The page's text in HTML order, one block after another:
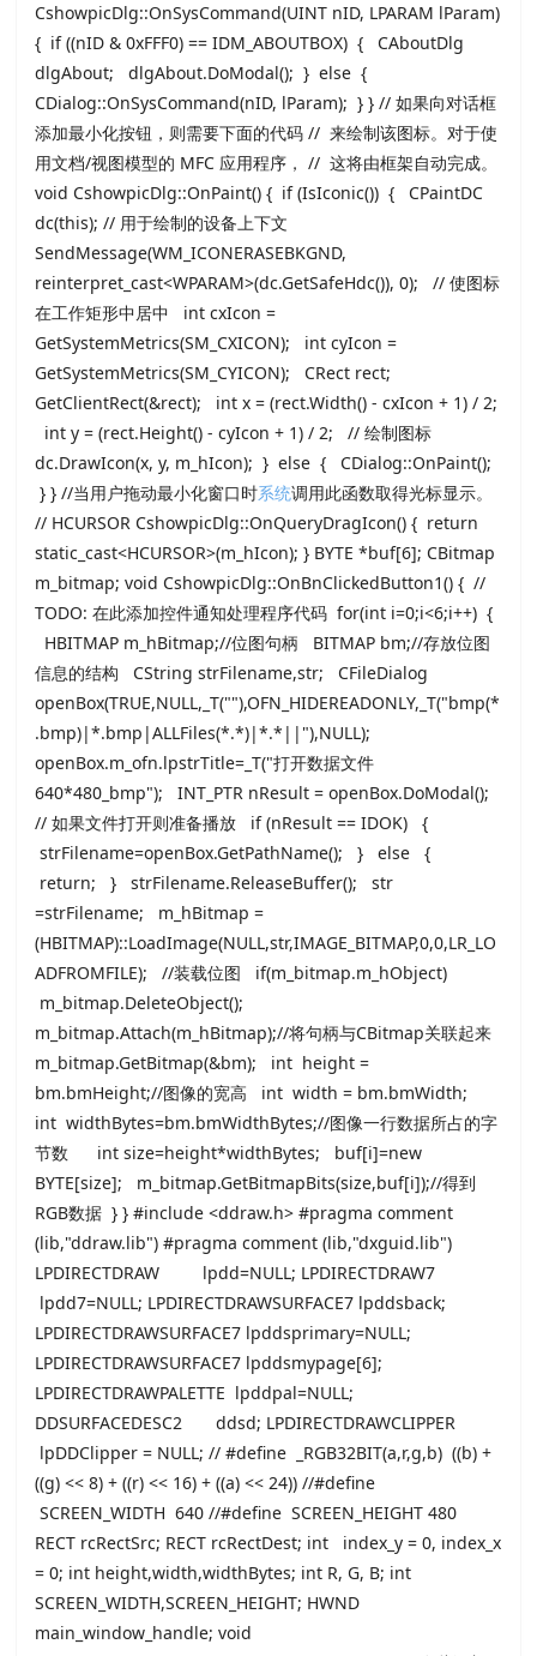
CshowpicDlg::OnSysCommand(UINT nID, LPARAM lParam)
{ if ((nID & 0xFFF0) == IDM_ABOUTBOX) { CAboutDlg
dlgAbout; dlgAbout.DoModal(); } else {
CDialog::OnSysCommand(nID, lParam); } } // 如果向对话框
添加最小化按钮，则需要下面的代码 // 来绘制该图标。对于使
用文档/视图模型的 MFC 应用程序， // 这将由框架自动完成。
void CshowpicDlg::OnPaint() { if (IsIconic()) { CPaintDC
dc(this); // 用于绘制的设备上下文
SendMessage(WM_ICONERASEBKGND,
reinterpret_cast<WPARAM>(dc.GetSafeHdc()), 0); // 使图标
在工作矩形中居中 int cxIcon =
GetSystemMetrics(SM_CXICON); int cyIcon =
GetSystemMetrics(SM_CYICON); CRect rect;
GetClientRect(&rect); int x = (rect.Width() - cxIcon + 1) / 2;
int y = (rect.Height() - cyIcon + 1) / 2; // 绘制图标
dc.DrawIcon(x, y, m_hIcon); } else { CDialog::OnPaint();
} } //当用户拖动最小化窗口时系统调用此函数取得光标显示。
// HCURSOR CshowpicDlg::OnQueryDragIcon() { return
static_cast<HCURSOR>(m_hIcon); } BYTE *buf[6]; CBitmap
m_bitmap; void CshowpicDlg::OnBnClickedButton1() { //
TODO: 在此添加控件通知处理程序代码 for(int i=0;i<6;i++) {
HBITMAP m_hBitmap;//位图句柄 BITMAP bm;//存放位图
信息的结构 CString strFilename,str; CFileDialog
openBox(TRUE,NULL,_T(""),OFN_HIDEREADONLY,_T("bmp(*
.bmp)|*.bmp|ALLFiles(*.*)|*.*||"),NULL);
openBox.m_ofn.lpstrTitle=_T("打开数据文件
640*480_bmp"); INT_PTR nResult = openBox.DoModal();
// 如果文件打开则准备播放 if (nResult == IDOK) {
strFilename=openBox.GetPathName(); } else {
return; } strFilename.ReleaseBuffer(); str
=strFilename; m_hBitmap =
(HBITMAP)::LoadImage(NULL,str,IMAGE_BITMAP,0,0,LR_LO
ADFROMFILE); //装载位图 if(m_bitmap.m_hObject)
m_bitmap.DeleteObject();
m_bitmap.Attach(m_hBitmap);//将句柄与CBitmap关联起来
m_bitmap.GetBitmap(&bm); int height =
bm.bmHeight;//图像的宽高 int width = bm.bmWidth;
int widthBytes=bm.bmWidthBytes;//图像一行数据所占的字
节数 int size=height*widthBytes; buf[i]=new
BYTE[size]; m_bitmap.GetBitmapBits(size,buf[i]);//得到
RGB数据 } } #include <ddraw.h> #pragma comment
(lib,"ddraw.lib") #pragma comment (lib,"dxguid.lib")
LPDIRECTDRAW lpdd=NULL; LPDIRECTDRAW7
lpdd7=NULL; LPDIRECTDRAWSURFACE7 lpddsback;
LPDIRECTDRAWSURFACE7 lpddsprimary=NULL;
LPDIRECTDRAWSURFACE7 lpddsmypage[6];
LPDIRECTDRAWPALETTE lpddpal=NULL;
DDSURFACEDESC2 ddsd; LPDIRECTDRAWCLIPPER
lpDDClipper = NULL; // #define _RGB32BIT(a,r,g,b) ((b) +
((g) << 8) + ((r) << 16) + ((a) << 24)) //#define
SCREEN_WIDTH 640 //#define SCREEN_HEIGHT 480
RECT rcRectSrc; RECT rcRectDest; int index_y = 0, index_x
= 0; int height,width,widthBytes; int R, G, B; int
SCREEN_WIDTH,SCREEN_HEIGHT; HWND
main_window_handle; void